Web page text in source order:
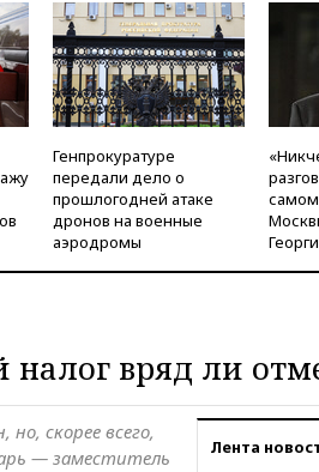
Генпрокуратуре
передали дело о
прошлогодней атаке
дронов на военные
аэродромы
вряд ли
Лента
скорее всего,
— заместитель